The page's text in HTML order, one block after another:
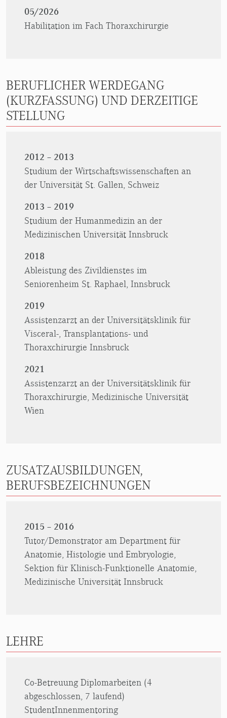
05/2026
Habilitation im Fach Thoraxchirurgie
BERUFLICHER WERDEGANG
(KURZFASSUNG) UND DERZEITIGE
STELLUNG
2012 – 2013
Studium der Wirtschaftswissenschaften an
der Universität St. Gallen, Schweiz
2013 – 2019
Studium der Humanmedizin an der
Medizinischen Universität Innsbruck
2018
Ableistung des Zivildienstes im
Seniorenheim St. Raphael, Innsbruck
2019
Assistenzarzt an der Universitätsklinik für
Visceral-, Transplantations- und
Thoraxchirurgie Innsbruck
2021
Assistenzarzt an der Universitätsklinik für
Thoraxchirurgie, Medizinische Universität
Wien
ZUSATZAUSBILDUNGEN,
BERUFSBEZEICHNUNGEN
2015 – 2016
Tutor/Demonstrator am Department für
Anatomie, Histologie und Embryologie,
Sektion für Klinisch-Funktionelle Anatomie,
Medizinische Universität Innsbruck
LEHRE
Co-Betreuung Diplomarbeiten (4
abgeschlossen, 7 laufend)
StudentInnenmentoring